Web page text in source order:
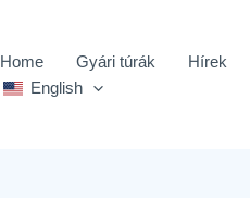
Home Gyári túrák Hírek
English